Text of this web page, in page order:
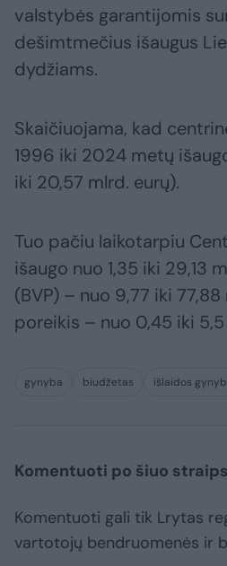
valstybės garantijomis
dešimtmečius išaugus
dydžiams.
Skaičiuojama, kad
1996 iki 2024 metų
iki 20,57 mlrd. eurų).
Tuo pačiu laikotarpiu
išaugo nuo 1,35 iki 29,13
(BVP) – nuo 9,77 iki
poreikis – nuo 0,45 iki
gynyba biudžetas išlaidos
Komentuoti po šiuo
Komentuoti gali tik Lrytas
vartotojų bendruomenės ir